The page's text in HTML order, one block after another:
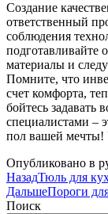
Создание
ответственный
соблюдения
подготавливайте
материалы и
Помните, что
счет комфорта,
бойтесь задавать
специалистами –
пол вашей мечты!
Опубликовано в
НазадТюль для
ДальшеПороги
Поиск